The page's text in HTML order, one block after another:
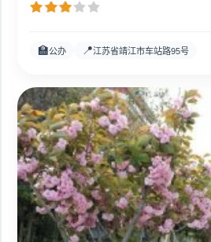
🏫公办 📍江苏省靖江市车站路95号